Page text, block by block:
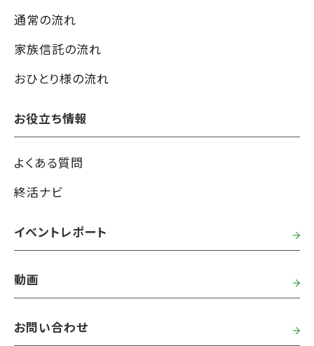
通常の流れ
家族信託の流れ
おひとり様の流れ
お役立ち情報
よくある質問
終活ナビ
イベントレポート
動画
お問い合わせ